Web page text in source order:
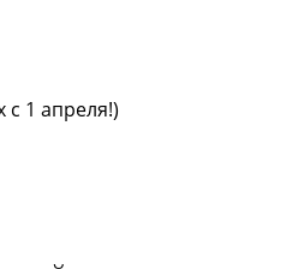
с 1 апреля!)